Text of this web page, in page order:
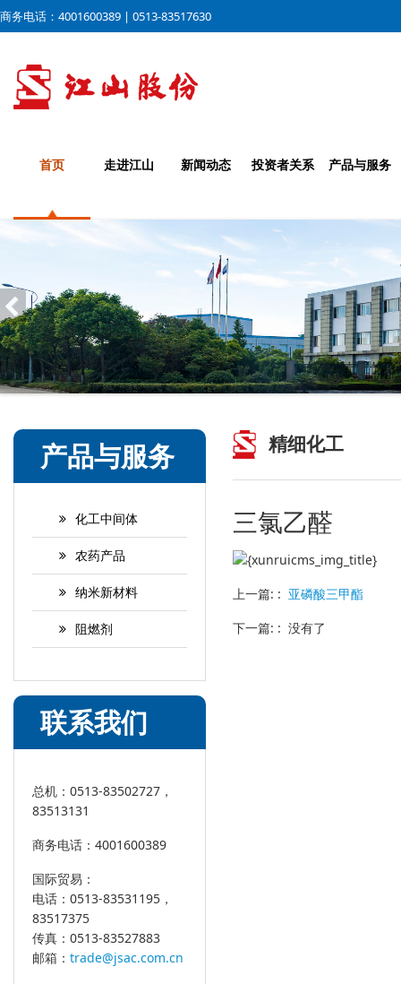
商务电话：4001600389 | 0513-83517630
首页 走进江山 新闻动态 投资者关系 产品与服务
产品与服务
化工中间体
农药产品
纳米新材料
阻燃剂
联系我们
总机：0513-83502727，
83513131
商务电话：4001600389
国际贸易：
电话：0513-83531195，
83517375
传真：0513-83527883
邮箱： trade@jsac.com.cn
精细化工
三氯乙醛
上一篇: : 亚磷酸三甲酯
下一篇: : 没有了